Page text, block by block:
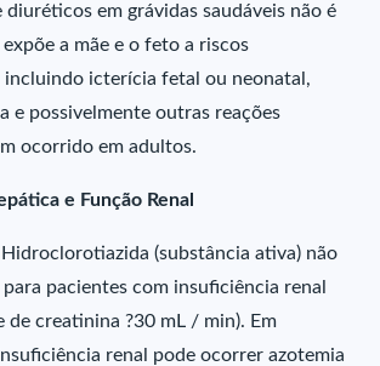
em grávidas saudáveis não é
a mãe e o feto a riscos
incluindo icterícia fetal ou neonatal,
e possivelmente outras reações
ocorrido em adultos.
e Função Renal
(substância ativa) não
pacientes com insuficiência renal
de creatinina ?30 mL / min). Em
renal pode ocorrer azotemia